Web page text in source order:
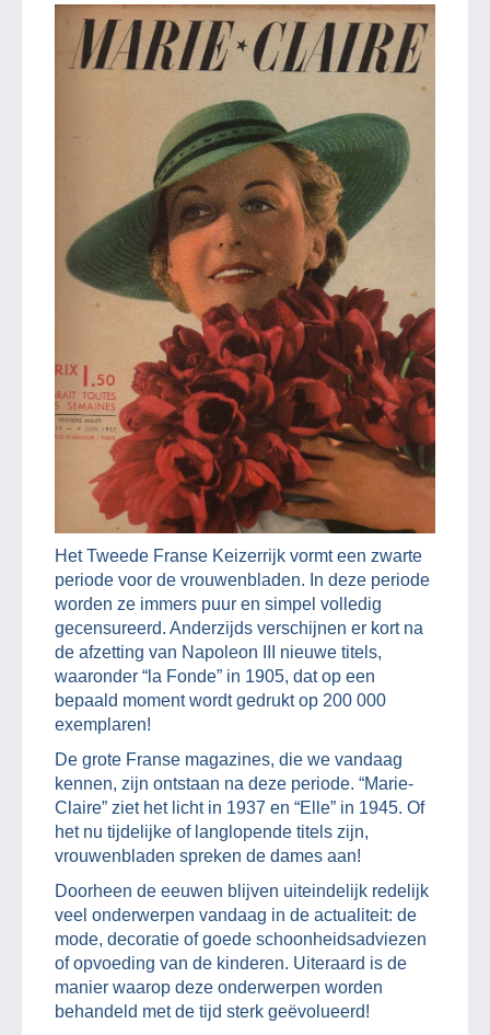
Het Tweede Franse Keizerrijk vormt een zwarte
periode voor de vrouwenbladen. In deze periode
worden ze immers puur en simpel volledig
gecensureerd. Anderzijds verschijnen er kort na
de afzetting van Napoleon III nieuwe titels,
waaronder “la Fonde” in 1905, dat op een
bepaald moment wordt gedrukt op 200 000
exemplaren!
De grote Franse magazines, die we vandaag
kennen, zijn ontstaan na deze periode. “Marie-
Claire” ziet het licht in 1937 en “Elle” in 1945. Of
het nu tijdelijke of langlopende titels zijn,
vrouwenbladen spreken de dames aan!
Doorheen de eeuwen blijven uiteindelijk redelijk
veel onderwerpen vandaag in de actualiteit: de
mode, decoratie of goede schoonheidsadviezen
of opvoeding van de kinderen. Uiteraard is de
manier waarop deze onderwerpen worden
behandeld met de tijd sterk geëvolueerd!